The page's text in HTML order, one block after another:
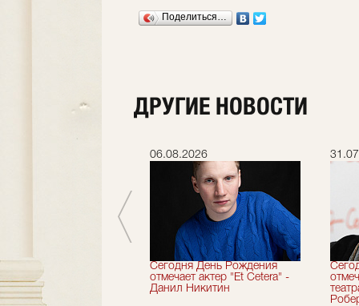
Поделиться…
ДРУГИЕ НОВОСТИ
сезон!
06.08.2026
Сегодня День Рождения
отмечает актер "Et Cetera" -
Данил Никитин